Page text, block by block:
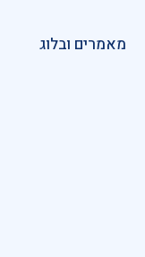
מאמרים ובלוג